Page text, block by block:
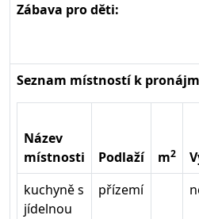
Zábava pro děti:
Seznam místností k
Název
místnosti
Podlaží m2
kuchyně s
jídelnou
přízemí